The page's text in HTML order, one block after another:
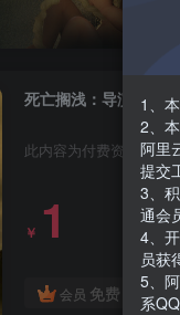
死亡搁浅：导演剪辑
此内容为付费资源，请
￥ 1
会员 免费
1、
2、
阿里
提交
3、
通会
4、
员获
5、
系